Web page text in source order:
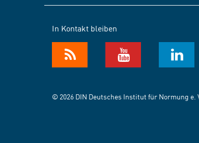
In Kontakt bleiben
© 2026 DIN Deutsches Institut für Normung e.